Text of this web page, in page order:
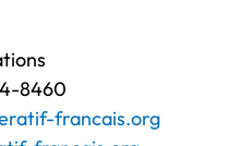
8460
francais.org